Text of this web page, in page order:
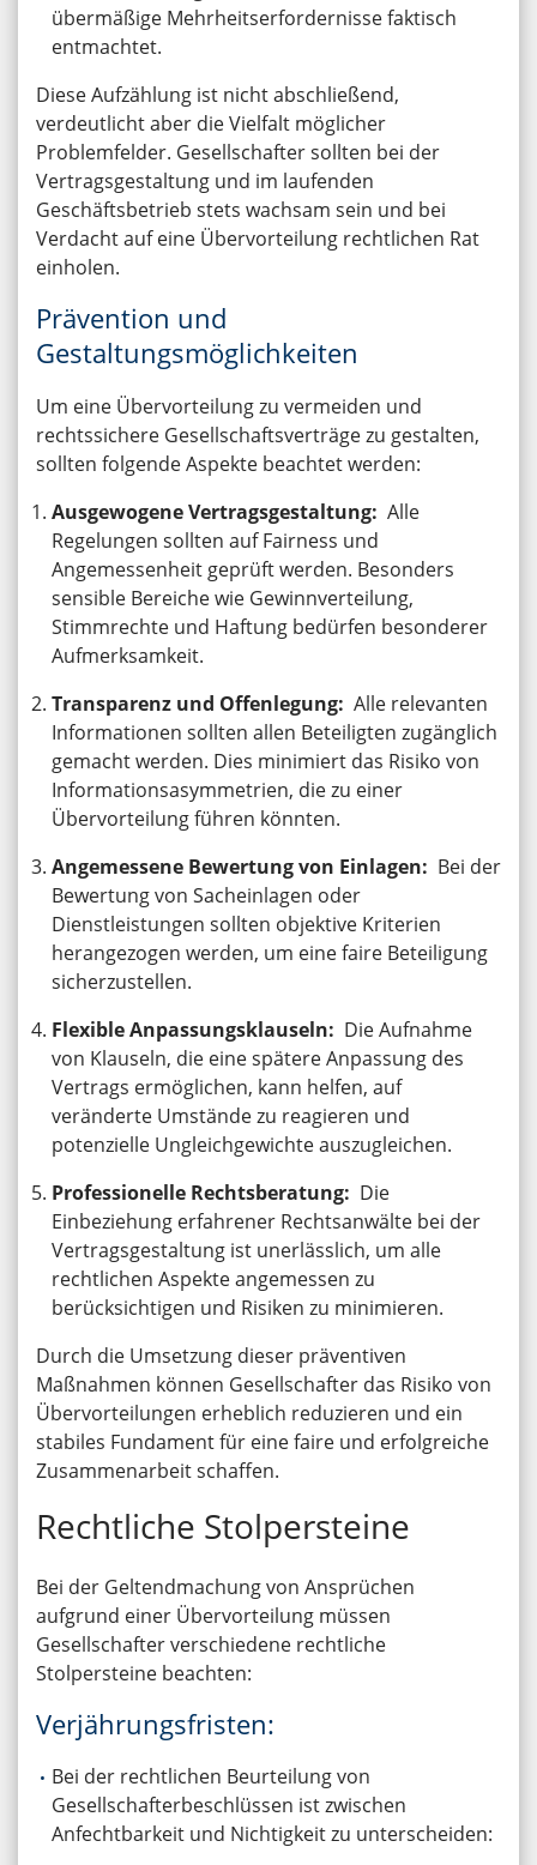
übermäßige Mehrheitserfordernisse faktisch
entmachtet.
Diese Aufzählung ist nicht abschließend,
verdeutlicht aber die Vielfalt möglicher
Problemfelder. Gesellschafter sollten bei der
Vertragsgestaltung und im laufenden
Geschäftsbetrieb stets wachsam sein und bei
Verdacht auf eine Übervorteilung rechtlichen Rat
einholen.
Prävention und
Gestaltungsmöglichkeiten
Um eine Übervorteilung zu vermeiden und
rechtssichere Gesellschaftsverträge zu gestalten,
sollten folgende Aspekte beachtet werden:
Ausgewogene Vertragsgestaltung: Alle
Regelungen sollten auf Fairness und
Angemessenheit geprüft werden. Besonders
sensible Bereiche wie Gewinnverteilung,
Stimmrechte und Haftung bedürfen besonderer
Aufmerksamkeit.
Transparenz und Offenlegung: Alle relevanten
Informationen sollten allen Beteiligten zugänglich
gemacht werden. Dies minimiert das Risiko von
Informationsasymmetrien, die zu einer
Übervorteilung führen könnten.
Angemessene Bewertung von Einlagen: Bei der
Bewertung von Sacheinlagen oder
Dienstleistungen sollten objektive Kriterien
herangezogen werden, um eine faire Beteiligung
sicherzustellen.
Flexible Anpassungsklauseln: Die Aufnahme
von Klauseln, die eine spätere Anpassung des
Vertrags ermöglichen, kann helfen, auf
veränderte Umstände zu reagieren und
potenzielle Ungleichgewichte auszugleichen.
Professionelle Rechtsberatung: Die
Einbeziehung erfahrener Rechtsanwälte bei der
Vertragsgestaltung ist unerlässlich, um alle
rechtlichen Aspekte angemessen zu
berücksichtigen und Risiken zu minimieren.
Durch die Umsetzung dieser präventiven
Maßnahmen können Gesellschafter das Risiko von
Übervorteilungen erheblich reduzieren und ein
stabiles Fundament für eine faire und erfolgreiche
Zusammenarbeit schaffen.
Rechtliche Stolpersteine
Bei der Geltendmachung von Ansprüchen
aufgrund einer Übervorteilung müssen
Gesellschafter verschiedene rechtliche
Stolpersteine beachten:
Verjährungsfristen:
Bei der rechtlichen Beurteilung von
Gesellschafterbeschlüssen ist zwischen
Anfechtbarkeit und Nichtigkeit zu unterscheiden: